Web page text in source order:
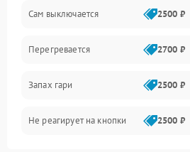
Сам выключается 2500 ₽
Перегревается 2700 ₽
Запах гари 2500 ₽
Не реагирует на кнопки 2500 ₽